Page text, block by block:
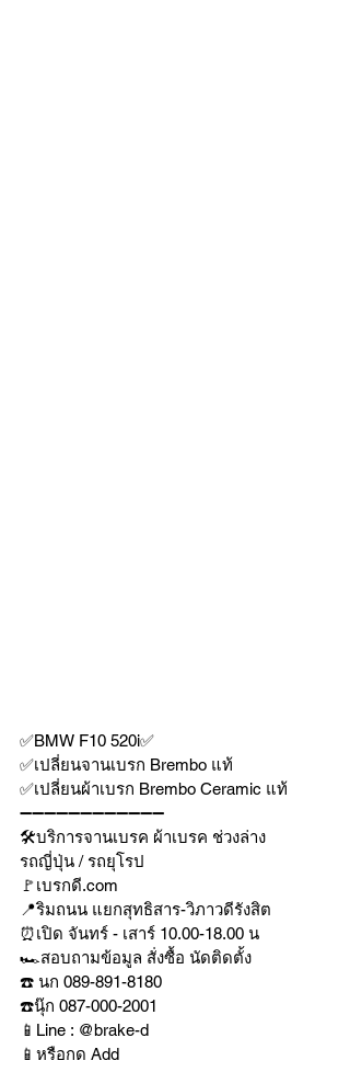
✅BMW F10 520i✅
✅เปลี่ยนจานเบรก Brembo แท้
✅เปลี่ยนผ้าเบรก Brembo Ceramic แท้
➖➖➖➖➖➖➖➖➖➖➖➖
🛠บริการจานเบรค ผ้าเบรค ช่วงล่าง
รถญี่ปุ่น / รถยุโรป
🚩เบรกดี.com
📍ริมถนน แยกสุทธิสาร-วิภาวดีรังสิต
⏰เปิด จันทร์ - เสาร์ 10.00-18.00 น
🏎สอบถามข้อมูล สั่งซื้อ นัดติดตั้ง
☎️ นก 089-891-8180
☎️นุ๊ก 087-000-2001
📱Line : @brake-d
📱หรือกด Add